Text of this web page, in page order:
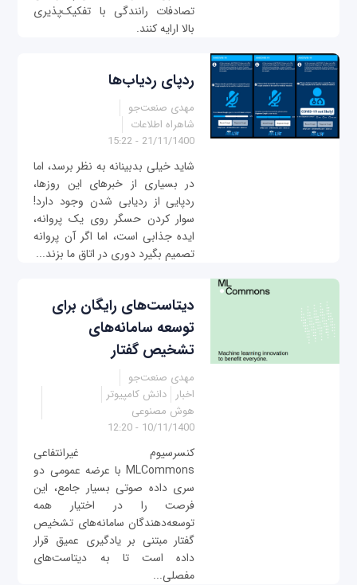
تصادفات رانندگی با تفکیک‌پذیری
بالا ارایه کنند.
ردپای ردیاب‌ها
مهدی صنعت‌جو
شاهراه اطلاعات
21/11/1400 - 15:22
شاید خیلی بدبینانه به نظر برسد، اما
در بسیاری از خبرهای این روزها،
ردپایی از ردیابی شدن وجود دارد!
سوار کردن حسگر روی یک پروانه،
ایده جذابی است، اما اگر آن پروانه
تصمیم بگیرد دوری در اتاق ما بزند...
دیتاست‌های رایگان برای
توسعه سامانه‌های
تشخیص گفتار
مهدی صنعت‌جو
اخبار
دانش کامپیوتر
هوش مصنوعی
10/11/1400 - 12:20
کنسرسیوم غیرانتفاعی
MLCommons با‌ عرضه عمومی دو
سری داده صوتی بسیار جامع، این
فرصت را در اختیار همه
توسعه‌دهندگان سامانه‌های تشخیص
گفتار مبتنی بر یادگیری عمیق قرار
داده است تا به دیتاست‌های
مفصلی...